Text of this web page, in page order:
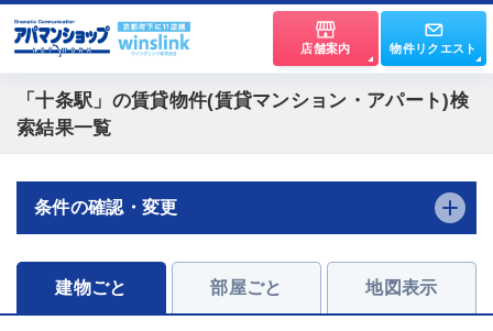
店舗案内 物件リクエスト
「十条駅」 の賃貸物件(賃貸マンション・アパート)検
索結果一覧
条件の確認・変更
建物ごと 部屋ごと 地図表示